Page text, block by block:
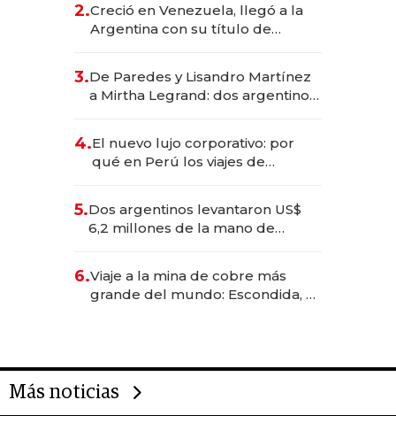
2.Creció en Venezuela, llegó a la
Argentina con su título de
las marcas "fast premium"
3.De Paredes y Lisandro Martínez
a Mirtha Legrand: dos argentinos
4.El nuevo lujo corporativo: por
qué en Perú los viajes de
para convertirse en experiencias
transformadoras
5.Dos argentinos levantaron US$
6,2 millones de la mano de
6.Viaje a la mina de cobre más
grande del mundo: Escondida, el
Más noticias